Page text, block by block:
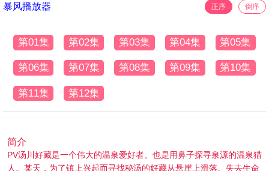
暴风播放器 正序 倒序
第01集 第02集 第03集 第04集 第05集
第06集 第07集 第08集 第09集 第10集
第11集 第12集
简介
PV汤川好藏是一个伟大的温泉爱好者。也是用鼻子探寻泉源的温泉猎
人。某天，为了镇上兴起而寻找秘汤的好藏从悬崖上滑落。失去生命